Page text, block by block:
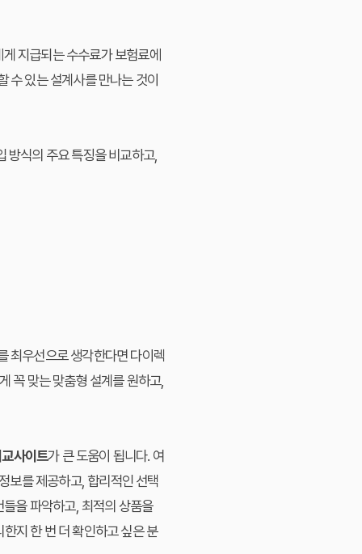
지급되는 수수료가 보험료에
수 있는 설계사를 만나는 것이
방식의 주요 특징을 비교하고,
최우선으로 생각한다면 다이렉
꼭 맞는 맞춤형 설계를 원하고,
사이트가 큰 도움이 됩니다. 여
보를 제공하고, 합리적인 선택
을 파악하고, 최적의 상품을
지 한 번 더 확인하고 싶은 분